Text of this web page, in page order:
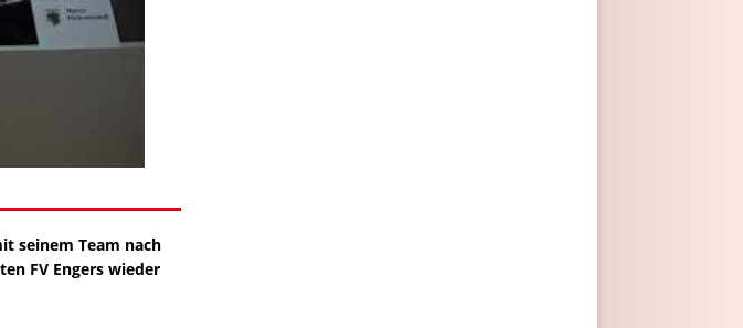
seinem Team nach
FV Engers wieder